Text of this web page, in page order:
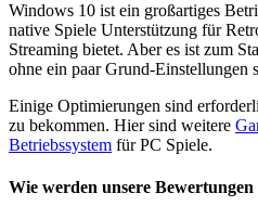
Windows 10 ist ein großartiges
native Spiele Unterstützung für
Streaming bietet. Aber es ist zum
ohne ein paar Grund-Einstellungen
Einige Optimierungen sind
zu bekommen. Hier sind weitere
Betriebssystem für PC Spiele.
Wie werden unsere Bewertungen